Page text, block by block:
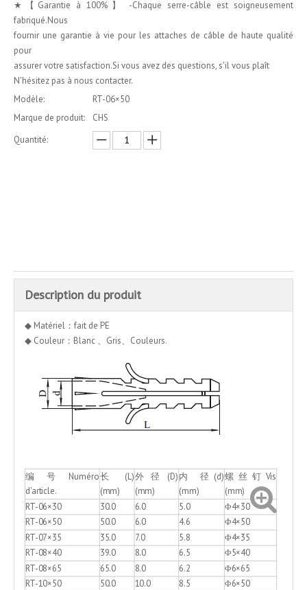
★【Garantie à 100%】 -Chaque serre-câble est soigneusement
fabriqué.Nous
fournir une garantie à vie pour les attaches de câble de haute qualité
pour
assurer votre satisfaction.Si vous avez des questions, s'il vous plaît
N'hésitez pas à nous contacter.
Modèle:
RT-06×50
Marque de produit:
CHS
Quantité:
Description du produit
◆ Matériel：fait de PE
◆ Couleur：Blanc 、Gris、Couleurs.
编 号 Numéro
d'article.
长(L)
(mm)
外径(D)
(mm)
内 径(d)
(mm)
螺丝钉Vis
(mm)
RT-06×30
30.0 6.0 5.0
Φ4×30
RT-06×50
50.0 6.0 4.6
Φ4×50
RT-07×35
35.0 7.0 5.8
Φ4×35
RT-08×40
39.0 8.0 6.5
Φ5×40
RT-08×65
65.0 8.0 6.2
Φ6×65
RT-10×50
50.0 10.0 8.5
Φ6×50